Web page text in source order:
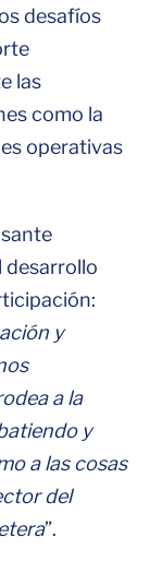
desafíos
las
como la
operativas
desarrollo
y
a la
y
a las cosas
del
”.